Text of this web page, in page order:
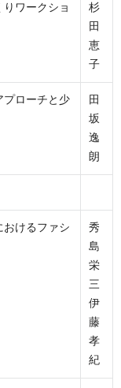
ワークショ
杉
田
恵
子
プローチと少
田
坂
逸
朗
けるファシ
秀
島
栄
三
伊
藤
孝
紀